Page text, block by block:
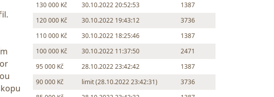
130 000 Kč
30.10.2022 20:52:53
1387
120 000 Kč
30.10.2022 19:43:12
3736
110 000 Kč
30.10.2022 18:25:46
1387
100 000 Kč
30.10.2022 11:37:50
2471
95 000 Kč
28.10.2022 23:42:42
1387
90 000 Kč
limit (28.10.2022 23:42:31)
3736